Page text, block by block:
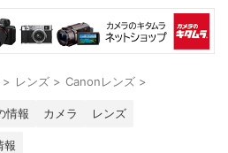
> レンズ > Canonレンズ >
情報 カメラ レンズ
報